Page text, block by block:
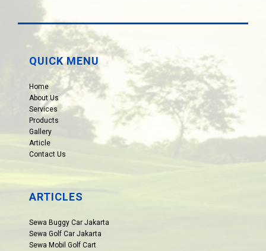
QUICK MENU
Home
About Us
Services
Products
Gallery
Article
Contact Us
ARTICLES
Sewa Buggy Car Jakarta
Sewa Golf Car Jakarta
Sewa Mobil Golf Cart